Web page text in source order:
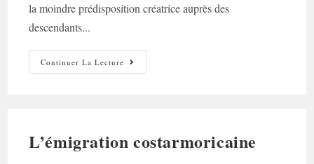
la moindre prédisposition créatrice auprès des
descendants...
Continuer La Lecture Gribouilliste-
Croquiste
L’émigration costarmoricaine